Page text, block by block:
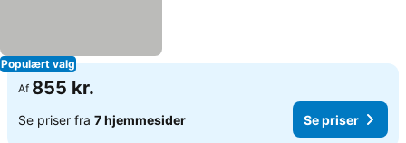
Populært valg
Af 855 kr.
Se priser fra 7 hjemmesider Se priser